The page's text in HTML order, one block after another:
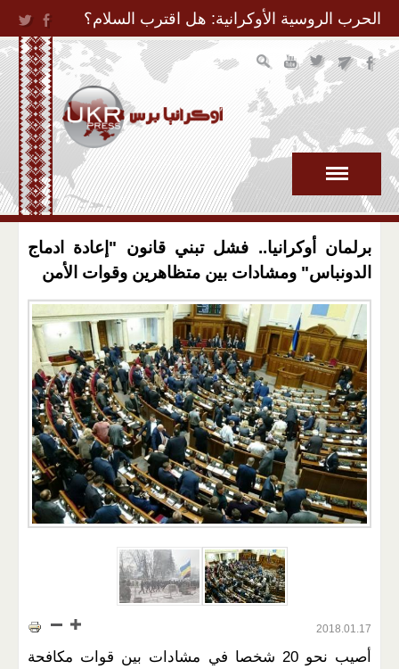
Jump to Navigation
الحرب الروسية الأوكرانية: هل اقترب السلام؟
برلمان أوكرانيا.. فشل تبني قانون "إعادة ادماج
الدونباس" ومشادات بين متظاهرين وقوات الأمن
2018.01.17
أصيب نحو 20 شخصا في مشادات بين قوات مكافحة